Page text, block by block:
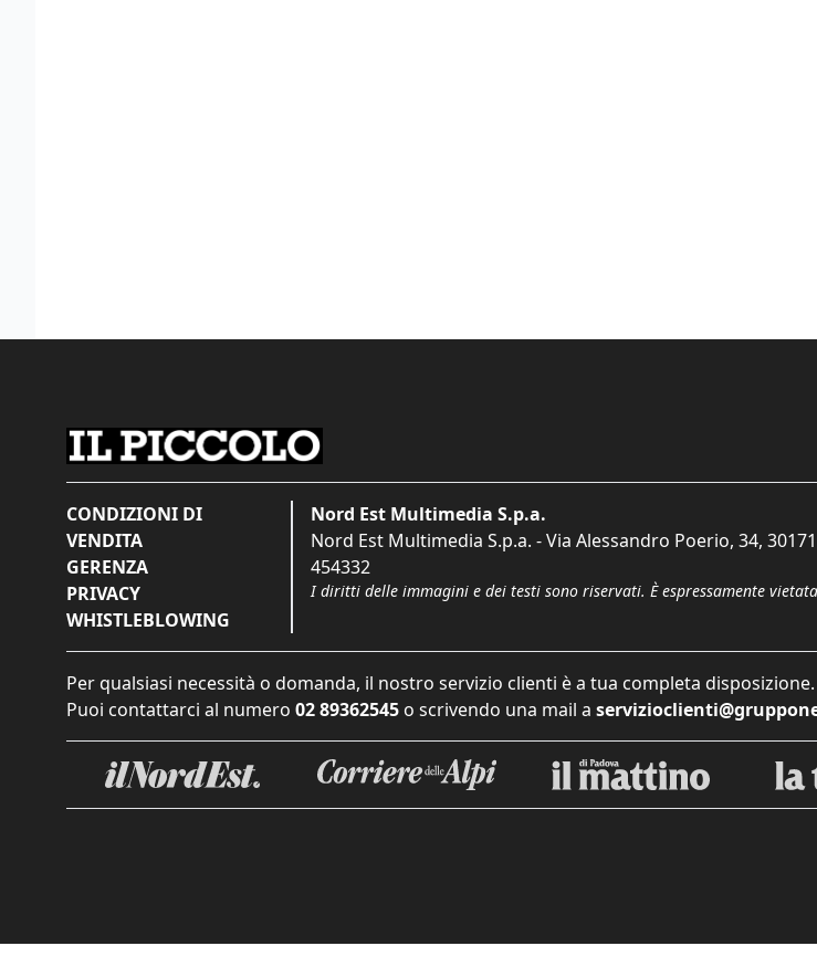
CONDIZIONI DI
VENDITA
GERENZA
PRIVACY
WHISTLEBLOWING
Nord Est Multimedia S.p.a.
Nord Est Multimedia S.p.a. - Via Alessandro Poerio, 34, 30171
454332
I diritti delle immagini e dei testi sono riservati. È espressamente
Per qualsiasi necessità o domanda, il nostro servizio clienti è a tua completa disposizione.
Puoi contattarci al numero 02 89362545 o scrivendo una mail a